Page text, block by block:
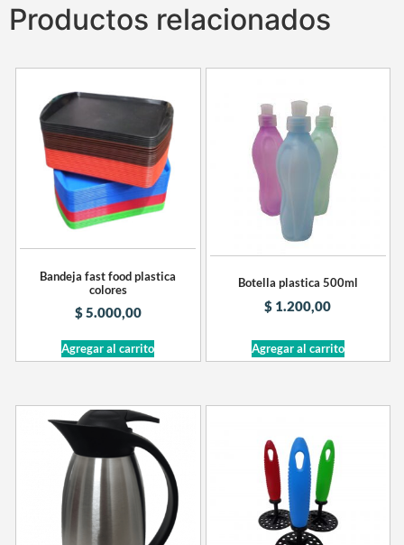
Productos relacionados
Bandeja fast food plastica
colores
$5.000,00
Agregar al carrito
Botella plastica 500ml
$ 1.200,00
Agregar al carrito